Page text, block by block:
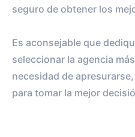
seguro de obtener los
Es aconsejable que
seleccionar la agencia
necesidad de
para tomar la mejor